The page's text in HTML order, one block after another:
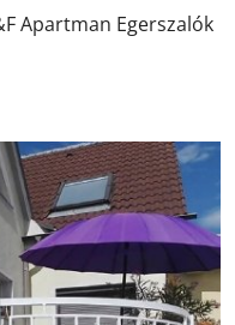
Apartman Egerszalók